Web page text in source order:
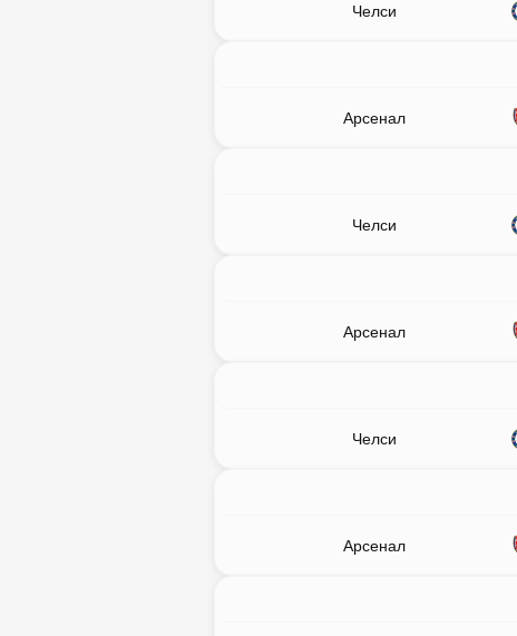
Челси
Арсенал
Челси
Арсенал
Челси
Арсенал